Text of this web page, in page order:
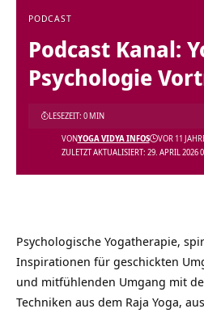
PODCAST
Podcast Kanal:
Psychologie
ZULETZT AKTUALISIERT: 29. APRIL 2026
VONYOGA VIDYA INFOS VOR 11
LESEZEIT: 0 MIN
Psychologische Yogatherapie,
Inspirationen für geschickten
und mitfühlenden Umgang mit
Techniken aus dem Raja Yoga,